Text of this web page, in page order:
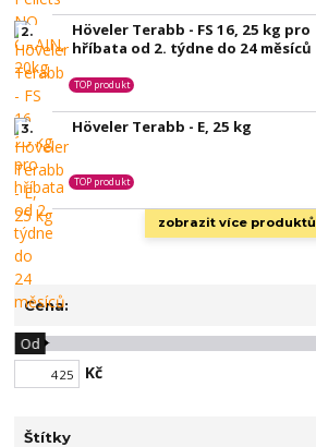
2.
Höveler Terabb - FS 16, 25 kg pro
hříbata od 2. týdne do 24 měsíců
TOP produkt
3. Höveler Terabb - E, 25 kg
TOP produkt
zobrazit více produktů
Cena:
Kč
Od
Štítky